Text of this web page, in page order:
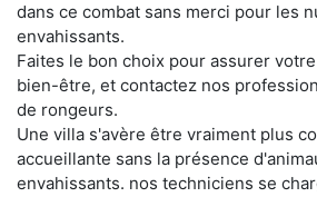
dans ce combat sans merci pour les
envahissants.
Faites le bon choix pour assurer
bien-être, et contactez nos
de rongeurs.
Une villa s'avère être vraiment plus
accueillante sans la présence
envahissants. nos techniciens se